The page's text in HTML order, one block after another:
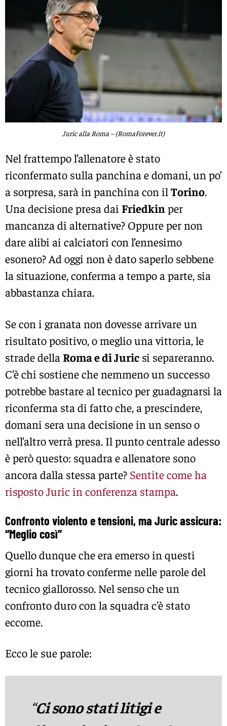
Juric alla Roma – (RomaForever.it)
Nel frattempo l’allenatore è stato
riconfermato sulla panchina e domani, un po’
a sorpresa, sarà in panchina con il Torino.
Una decisione presa dai Friedkinper
mancanza di alternative? Oppure per non
dare alibi ai calciatori con l’ennesimo
esonero? Ad oggi non è dato saperlo sebbene
la situazione, conferma a tempo a parte, sia
abbastanza chiara.
Se con i granata non dovesse arrivare un
risultato positivo, o meglio una vittoria, le
strade della Roma e di Juric si separeranno.
C’è chi sostiene che nemmeno un successo
potrebbe bastare al tecnico per guadagnarsi la
riconferma sta di fatto che, a prescindere,
domani sera una decisione in un senso o
nell’altro verrà presa. Il punto centrale adesso
è però questo: squadra e allenatore sono
ancora dalla stessa parte? Sentite come ha
risposto Juric in conferenza stampa.
Confronto violento e tensioni, ma Juric assicura:
“Meglio così”
Quello dunque che era emerso in questi
giorni ha trovato conferme nelle parole del
tecnico giallorosso. Nel senso che un
confronto duro con la squadra c’è stato
eccome.
Ecco le sue parole:
“Ci sono stati litigi e